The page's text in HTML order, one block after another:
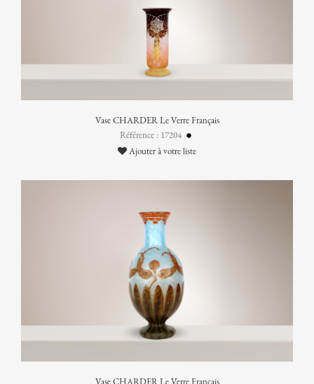
Vase CHARDER Le Verre Français
Référence : 17204
Ajouter à votre liste
Vase CHARDER Le Verre Français